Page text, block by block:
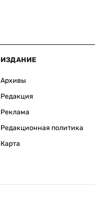
ИЗДАНИЕ
Архивы
Редакция
Реклама
Редакционная политика
Карта